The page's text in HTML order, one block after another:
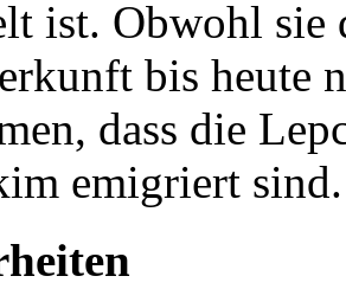
ist. Obwohl
bis heute
dass die
emigriert sind.